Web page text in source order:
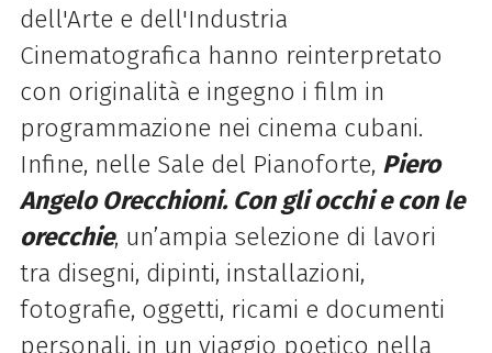
dell'Arte e dell'Industria
Cinematografica hanno reinterpretato
con originalità e ingegno i film in
programmazione nei cinema cubani.
Infine, nelle Sale del Pianoforte, Piero
Angelo Orecchioni. Con gli occhi e con le
orecchie, un’ampia selezione di lavori
tra disegni, dipinti, installazioni,
fotografie, oggetti, ricami e documenti
personali, in un viaggio poetico nella